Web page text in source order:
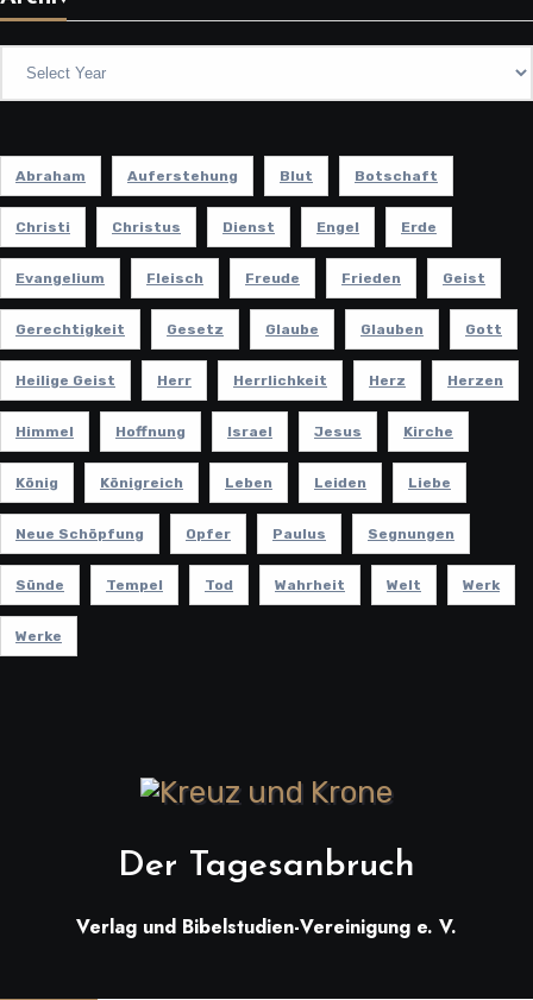
Abraham Auferstehung Blut Botschaft
Christi Christus Dienst Engel Erde
Evangelium Fleisch Freude Frieden Geist
Gerechtigkeit Gesetz Glaube Glauben Gott
Heilige Geist Herr Herrlichkeit Herz Herzen
Himmel Hoffnung Israel Jesus Kirche
König Königreich Leben Leiden Liebe
Neue Schöpfung Opfer Paulus Segnungen
Sünde Tempel Tod Wahrheit Welt Werk
Werke
Der Tagesanbruch
Verlag und Bibelstudien-Vereinigung e. V.